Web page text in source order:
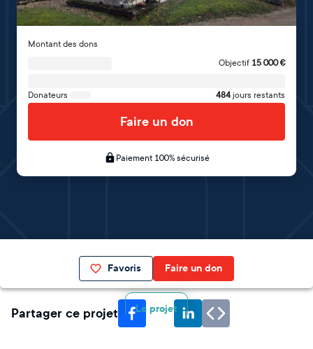
Montant des dons
Objectif 15 000€
Donateurs 484 jours restants
Faire un don
Paiement 100% sécurisé
Favoris Faire un don
Le projet
Partager ce projet